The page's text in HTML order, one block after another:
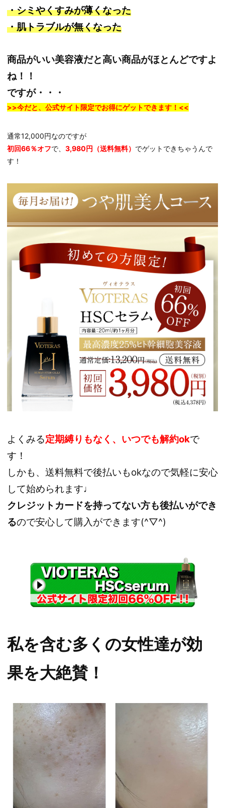
・シミやくすみが薄くなった
・肌トラブルが無くなった
商品がいい美容液だと高い商品がほとんどですよ
ね！！
ですが・・・
>>今だと、公式サイト限定でお得にゲットできます！<<
通常12,000円なのですが
初回66％オフで、 3,980円（送料無料） でゲットできちゃうんで
す！
よくみる定期縛りもなく、いつでも解約okで
す！
しかも、送料無料で後払いもokなので気軽に安心
して始められます♩
クレジットカードを持ってない方も後払いができ
るので安心して購入ができます(^▽^)
私を含む多くの女性達が効
果を大絶賛！